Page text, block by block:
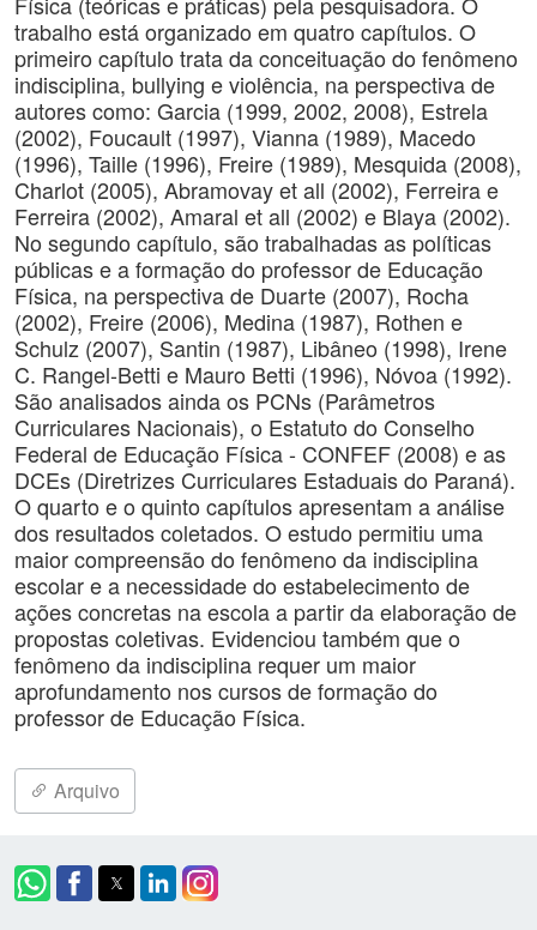
trabalho está organizado em quatro capítulos. O
primeiro capítulo trata da conceituação do fenômeno
indisciplina, bullying e violência, na perspectiva de
autores como: Garcia (1999, 2002, 2008), Estrela
(2002), Foucault (1997), Vianna (1989), Macedo
(1996), Taille (1996), Freire (1989), Mesquida (2008),
Charlot (2005), Abramovay et all (2002), Ferreira e
Ferreira (2002), Amaral et all (2002) e Blaya (2002).
No segundo capítulo, são trabalhadas as políticas
públicas e a formação do professor de Educação
Física, na perspectiva de Duarte (2007), Rocha
(2002), Freire (2006), Medina (1987), Rothen e
Schulz (2007), Santin (1987), Libâneo (1998), Irene
C. Rangel-Betti e Mauro Betti (1996), Nóvoa (1992).
São analisados ainda os PCNs (Parâmetros
Curriculares Nacionais), o Estatuto do Conselho
Federal de Educação Física - CONFEF (2008) e as
DCEs (Diretrizes Curriculares Estaduais do Paraná).
O quarto e o quinto capítulos apresentam a análise
dos resultados coletados. O estudo permitiu uma
maior compreensão do fenômeno da indisciplina
escolar e a necessidade do estabelecimento de
ações concretas na escola a partir da elaboração de
propostas coletivas. Evidenciou também que o
fenômeno da indisciplina requer um maior
aprofundamento nos cursos de formação do
professor de Educação Física.
Arquivo